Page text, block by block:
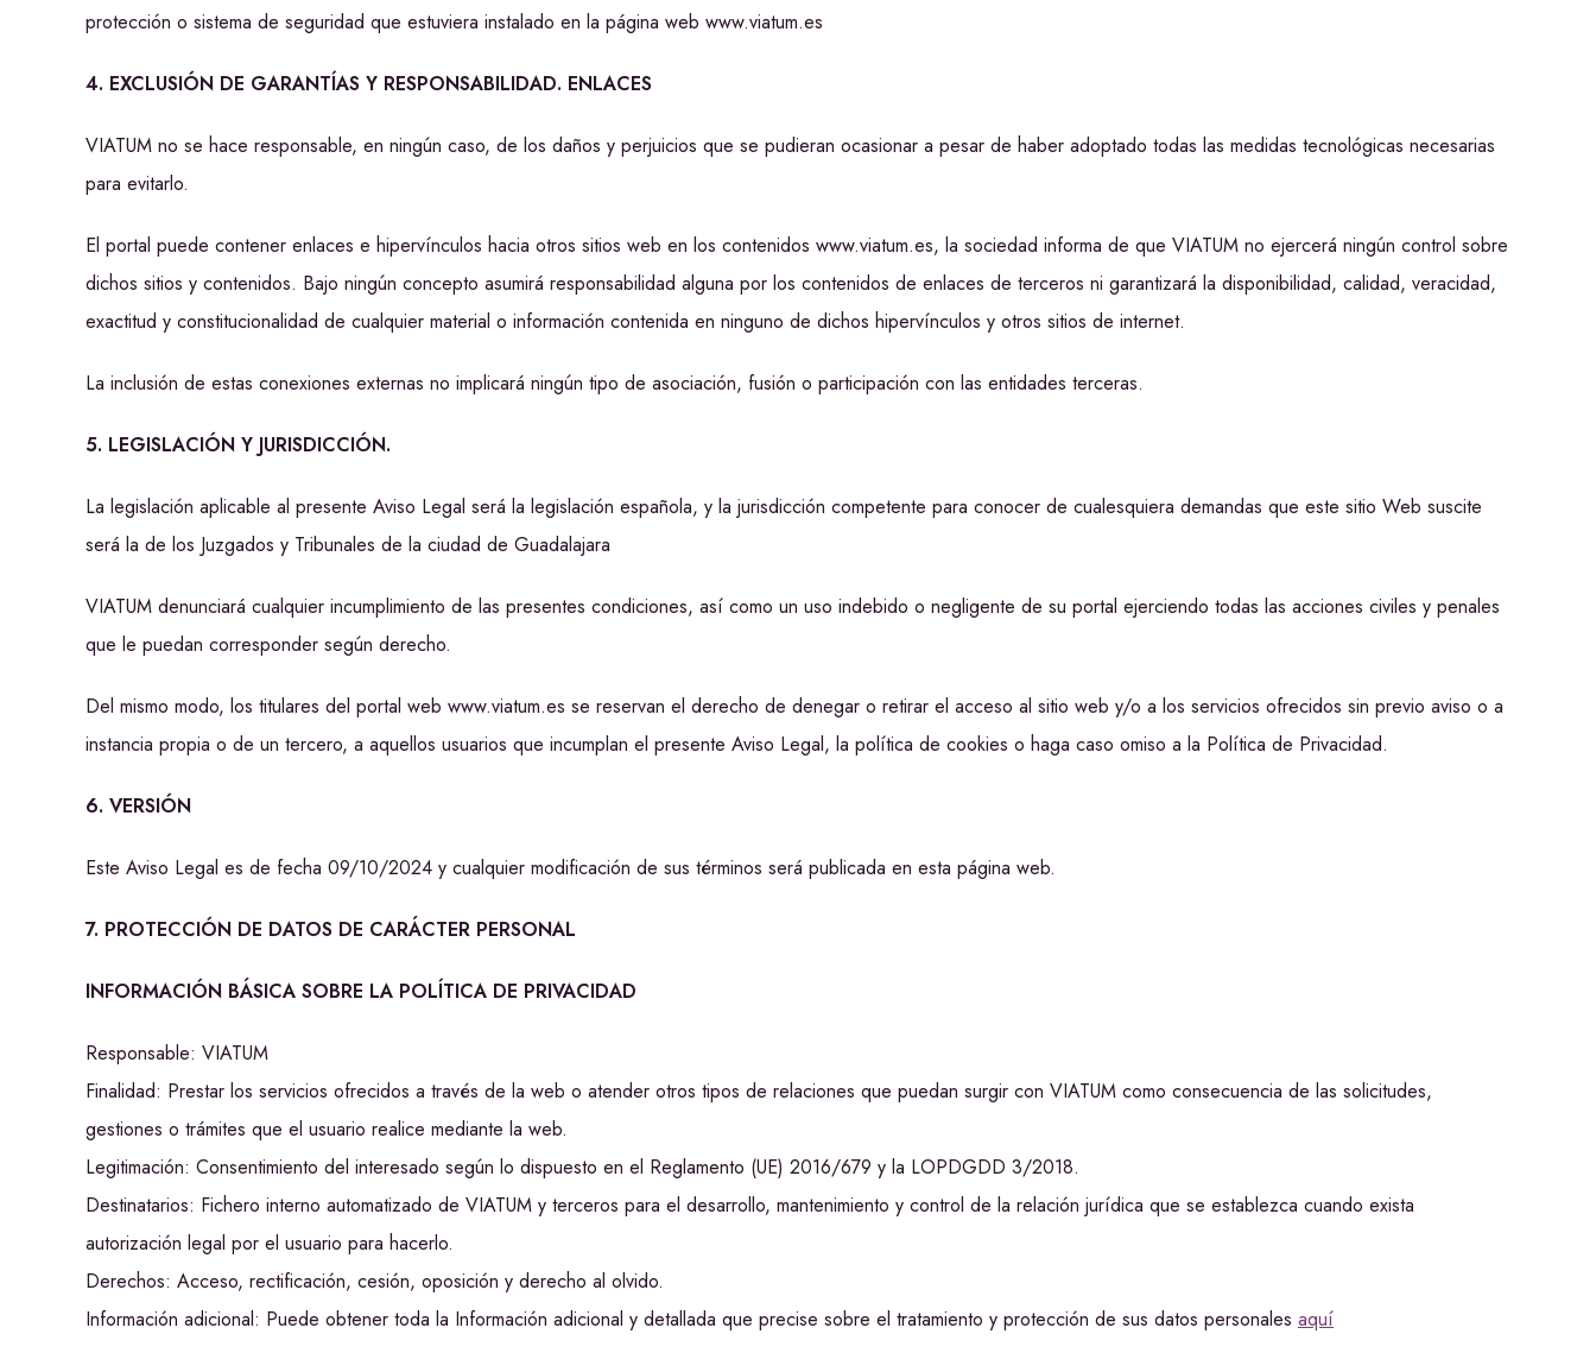
protección o sistema de seguridad que estuviera instalado en la página web www.viatum.es
4. EXCLUSIÓN DE GARANTÍAS Y RESPONSABILIDAD. ENLACES
VIATUM no se hace responsable, en ningún caso, de los daños y perjuicios que se pudieran ocasionar a pesar de haber adoptado todas las medidas tecnológicas necesarias
para evitarlo.
El portal puede contener enlaces e hipervínculos hacia otros sitios web en los contenidos www.viatum.es, la sociedad informa de que VIATUM no ejercerá ningún control sobre
dichos sitios y contenidos. Bajo ningún concepto asumirá responsabilidad alguna por los contenidos de enlaces de terceros ni garantizará la disponibilidad, calidad, veracidad,
exactitud y constitucionalidad de cualquier material o información contenida en ninguno de dichos hipervínculos y otros sitios de internet.
La inclusión de estas conexiones externas no implicará ningún tipo de asociación, fusión o participación con las entidades terceras.
5. LEGISLACIÓN Y JURISDICCIÓN.
La legislación aplicable al presente Aviso Legal será la legislación española, y la jurisdicción competente para conocer de cualesquiera demandas que este sitio Web suscite
será la de los Juzgados y Tribunales de la ciudad de Guadalajara
VIATUM denunciará cualquier incumplimiento de las presentes condiciones, así como un uso indebido o negligente de su portal ejerciendo todas las acciones civiles y penales
que le puedan corresponder según derecho.
Del mismo modo, los titulares del portal web www.viatum.es se reservan el derecho de denegar o retirar el acceso al sitio web y/o a los servicios ofrecidos sin previo aviso o a
instancia propia o de un tercero, a aquellos usuarios que incumplan el presente Aviso Legal, la política de cookies o haga caso omiso a la Política de Privacidad.
6. VERSIÓN
Este Aviso Legal es de fecha 09/10/2024 y cualquier modificación de sus términos será publicada en esta página web.
7. PROTECCIÓN DE DATOS DE CARÁCTER PERSONAL
INFORMACIÓN BÁSICA SOBRE LA POLÍTICA DE PRIVACIDAD
Responsable: VIATUM
Finalidad: Prestar los servicios ofrecidos a través de la web o atender otros tipos de relaciones que puedan surgir con VIATUM como consecuencia de las solicitudes,
gestiones o trámites que el usuario realice mediante la web.
Legitimación: Consentimiento del interesado según lo dispuesto en el Reglamento (UE) 2016/679 y la LOPDGDD 3/2018.
Destinatarios: Fichero interno automatizado de VIATUM y terceros para el desarrollo, mantenimiento y control de la relación jurídica que se establezca cuando exista
autorización legal por el usuario para hacerlo.
Derechos: Acceso, rectificación, cesión, oposición y derecho al olvido.
Información adicional: Puede obtener toda la Información adicional y detallada que precise sobre el tratamiento y protección de sus datos personales aquí